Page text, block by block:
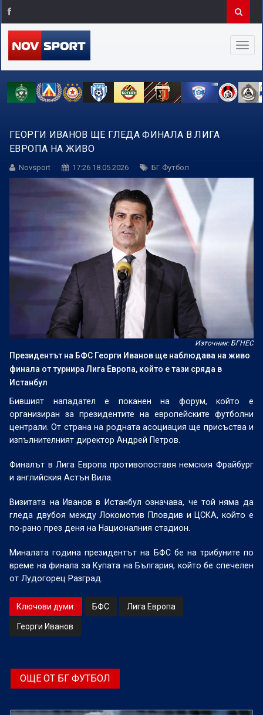
ГЕОРГИ ИВАНОВ ЩЕ ГЛЕДА ФИНАЛА В ЛИГА
ЕВРОПА НА ЖИВО
Novsport 17:26 18.05.2026 БГ Футбол
Източник: БГНЕС
Президентът на БФС Георги Иванов ще наблюдава на живо
финала от турнира Лига Европа, който е тази сряда в
Истанбул
Бившият нападател е поканен на форум, който е
организиран за президентите на европейските футболни
централи. От страна на родната асоциация ще присъства и
изпълнителният директор Андрей Петров.
Финалът в Лига Европа противопоставя немския Фрайбург
и английския Астън Вила.
Визитата на Иванов в Истанбул означава, че той няма да
гледа двубоя между Локомотив Пловдив и ЦСКА, който е
по-рано през деня на Националния стадион.
Миналата година президентът на БФС бе на трибуните по
време на финала за Купата на България, който бе спечелен
от Лудогорец Разград.
Ключови думи: БФС Лига Европа
Георги Иванов
ОЩЕ ОТ БГ ФУТБОЛ